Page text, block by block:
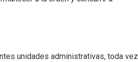
unidades administrativas, toda vez